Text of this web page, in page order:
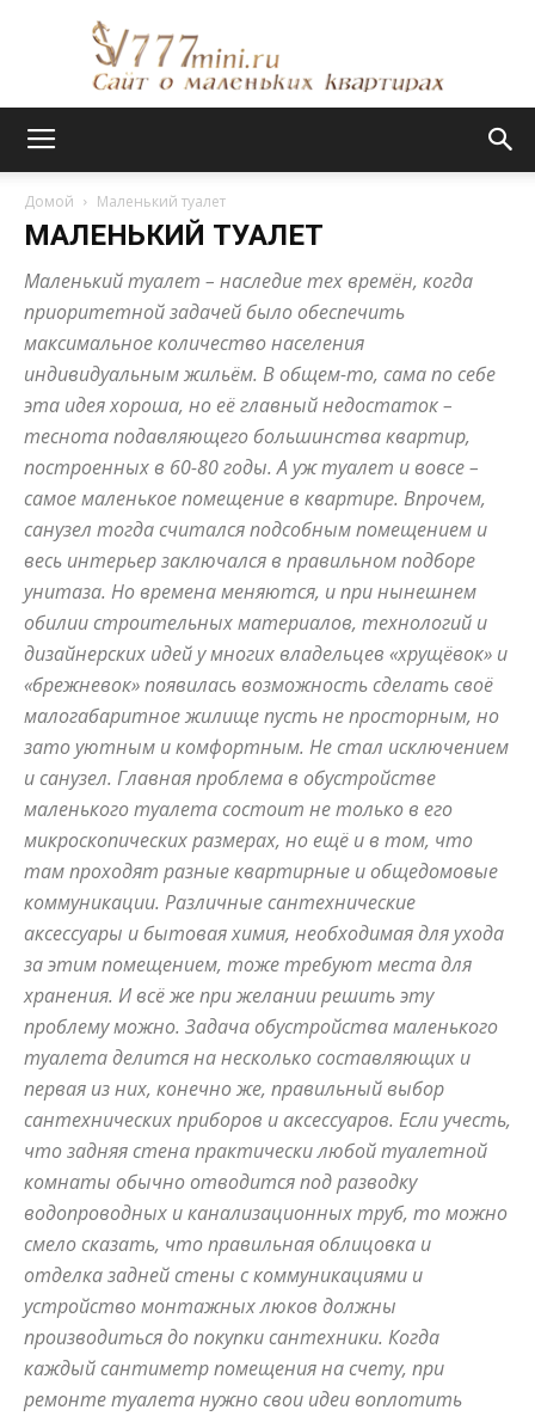
квартирах
домах:
интерьеры,
фото,
советы
и
статьи
Домой Маленький туалет
МАЛЕНЬКИЙ ТУАЛЕТ
Маленький туалет – наследие тех времён, когда
приоритетной задачей было обеспечить
максимальное количество населения
индивидуальным жильём. В общем-то, сама по себе
эта идея хороша, но её главный недостаток –
теснота подавляющего большинства квартир,
построенных в 60-80 годы. А уж туалет и вовсе –
самое маленькое помещение в квартире. Впрочем,
санузел тогда считался подсобным помещением и
весь интерьер заключался в правильном подборе
унитаза. Но времена меняются, и при нынешнем
обилии строительных материалов, технологий и
дизайнерских идей у многих владельцев «хрущёвок» и
«брежневок» появилась возможность сделать своё
малогабаритное жилище пусть не просторным, но
зато уютным и комфортным. Не стал исключением
и санузел. Главная проблема в обустройстве
маленького туалета состоит не только в его
микроскопических размерах, но ещё и в том, что
там проходят разные квартирные и общедомовые
коммуникации. Различные сантехнические
аксессуары и бытовая химия, необходимая для ухода
за этим помещением, тоже требуют места для
хранения. И всё же при желании решить эту
проблему можно. Задача обустройства маленького
туалета делится на несколько составляющих и
первая из них, конечно же, правильный выбор
сантехнических приборов и аксессуаров. Если учесть,
что задняя стена практически любой туалетной
комнаты обычно отводится под разводку
водопроводных и канализационных труб, то можно
смело сказать, что правильная облицовка и
отделка задней стены с коммуникациями и
устройство монтажных люков должны
производиться до покупки сантехники. Когда
каждый сантиметр помещения на счету, при
ремонте туалета нужно свои идеи воплотить